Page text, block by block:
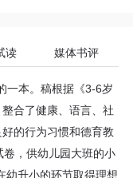
专
区
读 媒体书评
一本。稿根据《3-6岁
合了健康、语言、社
的行为习惯和德育教
，供幼儿园大班的小
幼升小的环节取得理想